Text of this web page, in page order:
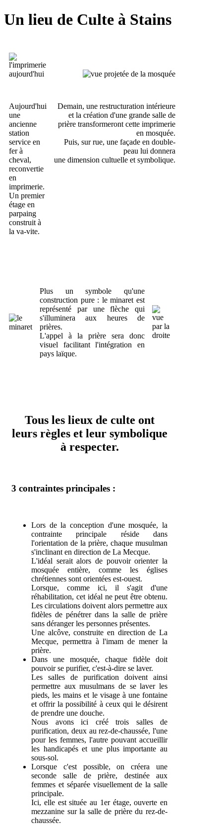
Un lieu de Culte à Stains
Aujourd'hui
une
ancienne
station
service en
fer à
cheval,
reconvertie
en
imprimerie.
Un premier
étage en
parpaing
construit à
la va-vite.
Demain, une restructuration intérieure
et la création d'une grande salle de
prière transformeront cette imprimerie
en mosquée.
Puis, sur rue, une façade en double-
peau lui donnera
une dimension cultuelle et symbolique.
Plus un symbole qu'une
construction pure : le minaret est
représenté par une flèche qui
s'illuminera aux heures de
prières.
L'appel à la prière sera donc
visuel facilitant l'intégration en
pays laïque.
Tous les lieux de culte ont
leurs règles et leur symbolique
à respecter.
3 contraintes principales :
Lors de la conception d'une mosquée, la
contrainte principale réside dans
l'orientation de la prière, chaque musulman
s'inclinant en direction de La Mecque.
L'idéal serait alors de pouvoir orienter la
mosquée entière, comme les églises
chrétiennes sont orientées est-ouest.
Lorsque, comme ici, il s'agit d'une
réhabilitation, cet idéal ne peut être obtenu.
Les circulations doivent alors permettre aux
fidèles de pénétrer dans la salle de prière
sans déranger les personnes présentes.
Une alcôve, construite en direction de La
Mecque, permettra à l'imam de mener la
prière.
Dans une mosquée, chaque fidèle doit
pouvoir se purifier, c'est-à-dire se laver.
Les salles de purification doivent ainsi
permettre aux musulmans de se laver les
pieds, les mains et le visage à une fontaine
et offrir la possibilité à ceux qui le désirent
de prendre une douche.
Nous avons ici créé trois salles de
purification, deux au rez-de-chaussée, l'une
pour les femmes, l'autre pouvant accueillir
les handicapés et une plus importante au
sous-sol.
Lorsque c'est possible, on créera une
seconde salle de prière, destinée aux
femmes et séparée visuellement de la salle
principale.
Ici, elle est située au 1er étage, ouverte en
mezzanine sur la salle de prière du rez-de-
chaussée.